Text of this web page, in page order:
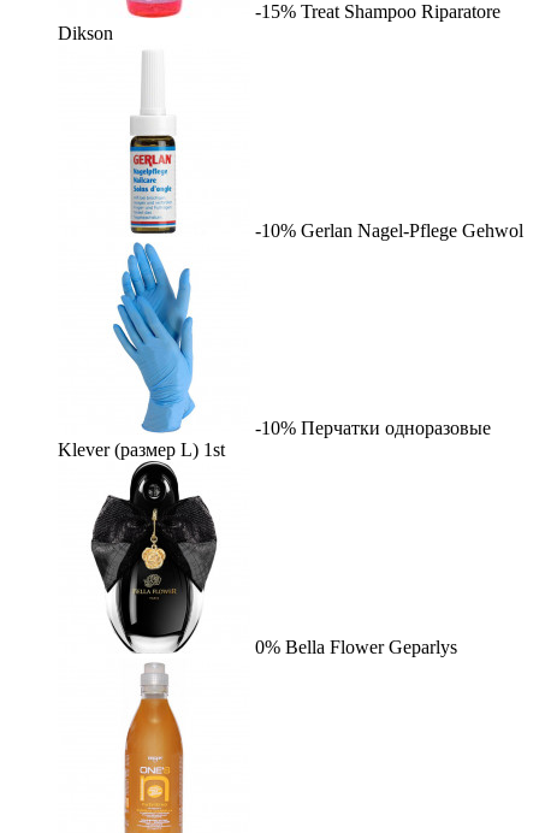
-15% Treat Shampoo Riparatore
Dikson
-10% Gerlan Nagel-Pflege Gehwol
-10% Перчатки одноразовые
Klever (размер L) 1st
0% Bella Flower Geparlys